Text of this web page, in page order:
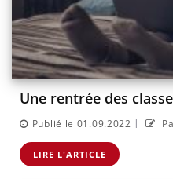
Une rentrée des
Publié le 01.09.2022 |
LIRE L'ARTICLE